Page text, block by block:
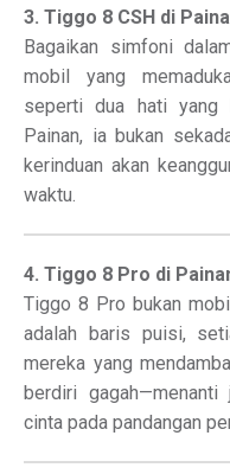
3. Tiggo 8 CSH di
Bagaikan simfoni
mobil yang
seperti dua hati yang
Painan, ia bukan
kerinduan akan
waktu.
4. Tiggo 8 Pro di
Tiggo 8 Pro bukan
adalah baris puisi,
mereka yang
berdiri
cinta pada pandangan